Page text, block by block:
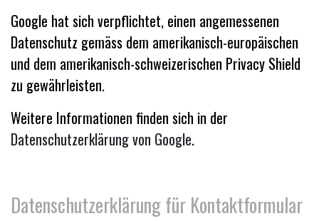
Google hat sich verpflichtet, einen angemessenen
Datenschutz gemäss dem amerikanisch-europäischen
und dem amerikanisch-schweizerischen Privacy Shield
zu gewährleisten.
Weitere Informationen finden sich in der
Datenschutzerklärung von Google.
Datenschutzerklärung für Kontaktformular